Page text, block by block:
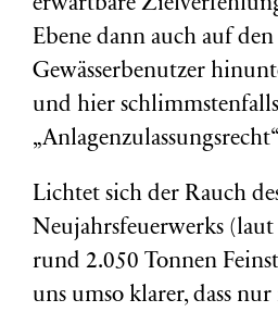
erwartbare
Ebene dann auch auf
Gewässerbenutzer
und hier
Lichtet sich der Rauch
Neujahrsfeuerwerks (laut
rund 2.050 Tonnen
uns umso klarer, dass